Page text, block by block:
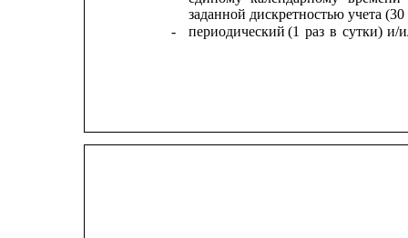
заданной дискретностью учета
-
периодический (1 раз в сутки) и/